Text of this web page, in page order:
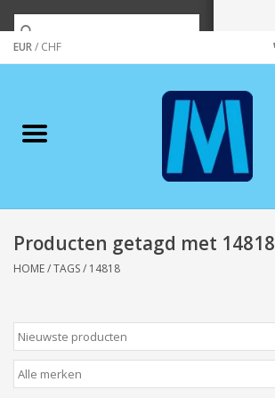
EUR/ CHF
Merken
Wonen/koken/huishouden
Wenskaarten
Zeeuws/Streek
Producten getagd met 14818
HOME/TAGS/ 14818